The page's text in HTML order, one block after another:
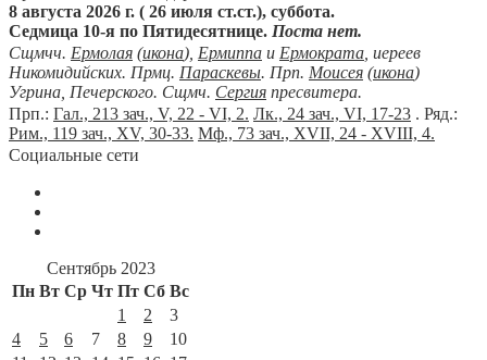
8 августа 2026 г. ( 26 июля ст.ст.), суббота.
Седмица 10-я по Пятидесятнице. Поста нет.
Сщмчч. Ермолая (икона), Ермиппа и Ермократа , иереев
Никомидийских. Прмц. Параскевы. Прп. Моисея (икона)
Угрина, Печерского. Сщмч. Сергия пресвитера.
Прп.: Гал., 213 зач., V, 22 - VI, 2. Лк., 24 зач., VI, 17-23 . Ряд.:
Рим., 119 зач., XV, 30-33. Мф., 73 зач., XVII, 24 - XVIII, 4.
Социальные сети
Сентябрь 2023
Пн Вт Ср Чт Пт Сб Вс
1
2
3
4
5 6 7 8 9
10